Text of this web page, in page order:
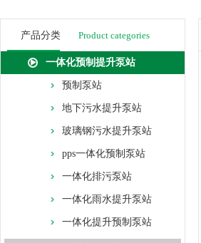
产品分类 Product categories
一体化预制提升泵站
预制泵站
地下污水提升泵站
玻璃钢污水提升泵站
pps一体化预制泵站
一体化排污泵站
一体化雨水提升泵站
一体化提升预制泵站